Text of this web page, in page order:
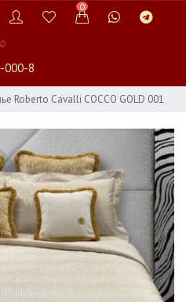
0
000-8
Roberto Cavalli COCCO GOLD 001